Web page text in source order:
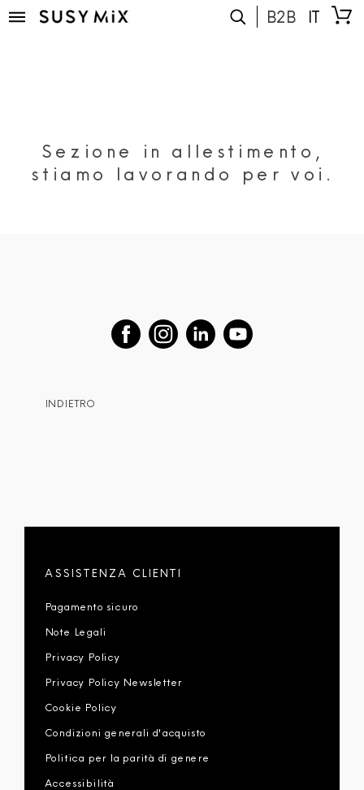
B2B IT
Sezione in allestimento,
stiamo lavorando per voi.
INDIETRO
ASSISTENZA CLIENTI
Pagamento sicuro
Note Legali
Privacy Policy
Privacy Policy Newsletter
Cookie Policy
Condizioni generali d'acquisto
Politica per la parità di genere
Accessibilità